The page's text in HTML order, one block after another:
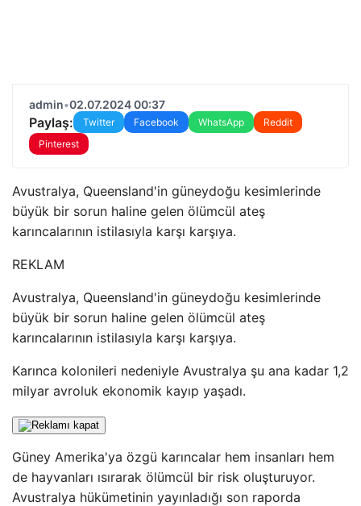
admin•02.07.2024 00:37
Paylaş: Twitter Facebook WhatsApp
Reddit
Pinterest
Avustralya, Queensland'in güneydoğu kesimlerinde
büyük bir sorun haline gelen ölümcül ateş
karıncalarının istilasıyla karşı karşıya.
REKLAM
Avustralya, Queensland'in güneydoğu kesimlerinde
büyük bir sorun haline gelen ölümcül ateş
karıncalarının istilasıyla karşı karşıya.
Karınca kolonileri nedeniyle Avustralya şu ana kadar 1,2
milyar avroluk ekonomik kayıp yaşadı.
Güney Amerika'ya özgü karıncalar hem insanları hem
de hayvanları ısırarak ölümcül bir risk oluşturuyor.
Avustralya hükümetinin yayınladığı son raporda